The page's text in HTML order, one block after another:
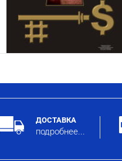
ДОСТАВКА
подробнее...